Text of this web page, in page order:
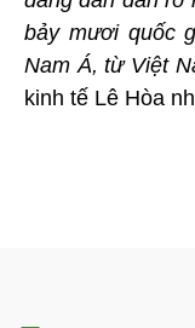
bảy mươi quốc
Nam Á, từ Việt
kinh tế Lê Hòa